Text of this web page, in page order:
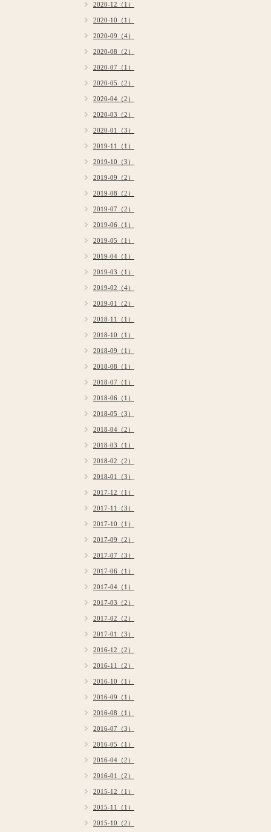
2020-12（1）
2020-10（1）
2020-09（4）
2020-08（2）
2020-07（1）
2020-05（2）
2020-04（2）
2020-03（2）
2020-01（3）
2019-11（1）
2019-10（3）
2019-09（2）
2019-08（2）
2019-07（2）
2019-06（1）
2019-05（1）
2019-04（1）
2019-03（1）
2019-02（4）
2019-01（2）
2018-11（1）
2018-10（1）
2018-09（1）
2018-08（1）
2018-07（1）
2018-06（1）
2018-05（3）
2018-04（2）
2018-03（1）
2018-02（2）
2018-01（3）
2017-12（1）
2017-11（3）
2017-10（1）
2017-09（2）
2017-07（3）
2017-06（1）
2017-04（1）
2017-03（2）
2017-02（2）
2017-01（3）
2016-12（2）
2016-11（2）
2016-10（1）
2016-09（1）
2016-08（1）
2016-07（3）
2016-05（1）
2016-04（2）
2016-01（2）
2015-12（1）
2015-11（1）
2015-10（2）